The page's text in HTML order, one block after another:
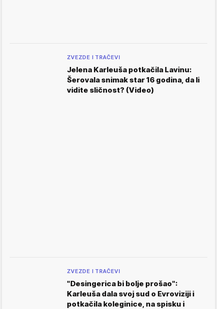
ZVEZDE I TRAČEVI
Jelena Karleuša potkačila Lavinu:
Šerovala snimak star 16 godina, da li
vidite sličnost? (Video)
ZVEZDE I TRAČEVI
"Desingerica bi bolje prošao":
Karleuša dala svoj sud o Evroviziji i
potkačila koleginice, na spisku i